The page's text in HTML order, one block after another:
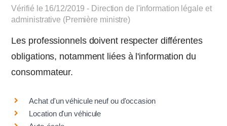
Vérifié le 16/12/2019 - Direction de l'information légale et
administrative (Première ministre)
Les professionnels doivent respecter différentes
obligations, notamment liées à l'information du
consommateur.
Achat d'un véhicule neuf ou d'occasion
Location d'un véhicule